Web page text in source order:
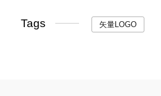
Tags 矢量LOGO